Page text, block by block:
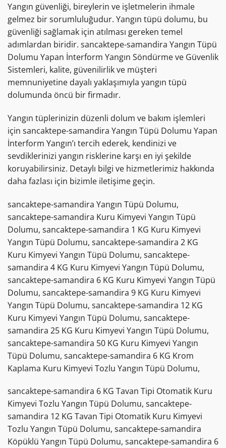
Yangın güvenliği, bireylerin ve işletmelerin ihmale
gelmez bir sorumluluğudur. Yangın tüpü dolumu, bu
güvenliği sağlamak için atılması gereken temel
adımlardan biridir. sancaktepe-samandira Yangın Tüpü
Dolumu Yapan İnterform Yangın Söndürme ve Güvenlik
Sistemleri, kalite, güvenilirlik ve müşteri
memnuniyetine dayalı yaklaşımıyla yangın tüpü
dolumunda öncü bir firmadır.
Yangın tüplerinizin düzenli dolum ve bakım işlemleri
için sancaktepe-samandira Yangın Tüpü Dolumu Yapan
İnterform Yangın’ı tercih ederek, kendinizi ve
sevdiklerinizi yangın risklerine karşı en iyi şekilde
koruyabilirsiniz. Detaylı bilgi ve hizmetlerimiz hakkında
daha fazlası için bizimle iletişime geçin.
sancaktepe-samandira Yangın Tüpü Dolumu,
sancaktepe-samandira Kuru Kimyevi Yangın Tüpü
Dolumu, sancaktepe-samandira 1 KG Kuru Kimyevi
Yangın Tüpü Dolumu, sancaktepe-samandira 2 KG
Kuru Kimyevi Yangın Tüpü Dolumu, sancaktepe-
samandira 4 KG Kuru Kimyevi Yangın Tüpü Dolumu,
sancaktepe-samandira 6 KG Kuru Kimyevi Yangın Tüpü
Dolumu, sancaktepe-samandira 9 KG Kuru Kimyevi
Yangın Tüpü Dolumu, sancaktepe-samandira 12 KG
Kuru Kimyevi Yangın Tüpü Dolumu, sancaktepe-
samandira 25 KG Kuru Kimyevi Yangın Tüpü Dolumu,
sancaktepe-samandira 50 KG Kuru Kimyevi Yangın
Tüpü Dolumu, sancaktepe-samandira 6 KG Krom
Kaplama Kuru Kimyevi Tozlu Yangın Tüpü Dolumu,
sancaktepe-samandira 6 KG Tavan Tipi Otomatik Kuru
Kimyevi Tozlu Yangın Tüpü Dolumu, sancaktepe-
samandira 12 KG Tavan Tipi Otomatik Kuru Kimyevi
Tozlu Yangın Tüpü Dolumu, sancaktepe-samandira
Köpüklü Yangın Tüpü Dolumu, sancaktepe-samandira 6